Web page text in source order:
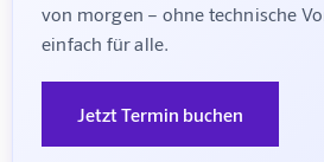
von morgen – ohne technische
einfach für alle.
Jetzt Termin buchen